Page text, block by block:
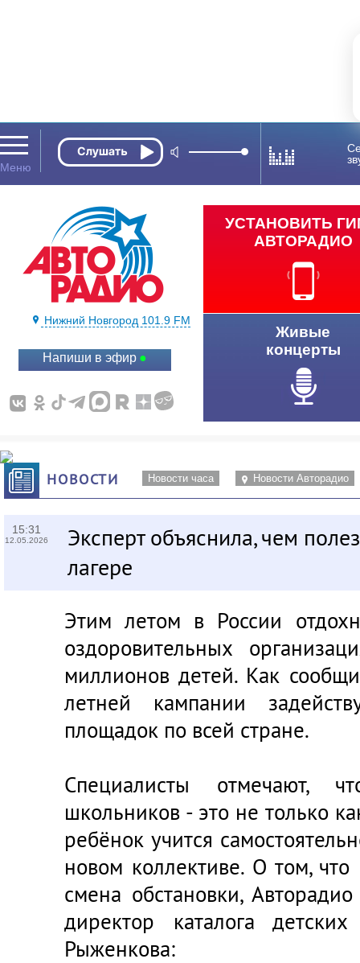
Нижний Новгород 101.9 FM
Напиши в эфир
УСТАНОВИТЬ
АВТОРАДИО
Живые
концерты
НОВОСТИ Новости часа Новости Авторадио
15:31
12.05.2026
Эксперт объяснила, чем
лагере
Этим летом в России
оздоровительных
миллионов детей. Как
летней кампании
площадок по всей стране.
Специалисты отмечают,
школьников - это не только
ребёнок учится
новом коллективе. О том,
смена обстановки,
директор каталога
Рыженкова: